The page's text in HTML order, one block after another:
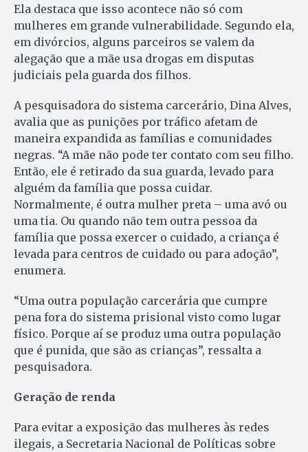
Ela destaca que isso acontece não só com
mulheres em grande vulnerabilidade. Segundo ela,
em divórcios, alguns parceiros se valem da
alegação que a mãe usa drogas em disputas
judiciais pela guarda dos filhos.
A pesquisadora do sistema carcerário, Dina Alves,
avalia que as punições por tráfico afetam de
maneira expandida as famílias e comunidades
negras. “A mãe não pode ter contato com seu filho.
Então, ele é retirado da sua guarda, levado para
alguém da família que possa cuidar.
Normalmente, é outra mulher preta – uma avó ou
uma tia. Ou quando não tem outra pessoa da
família que possa exercer o cuidado, a criança é
levada para centros de cuidado ou para adoção”,
enumera.
“Uma outra população carcerária que cumpre
pena fora do sistema prisional visto como lugar
físico. Porque aí se produz uma outra população
que é punida, que são as crianças”, ressalta a
pesquisadora.
Geração de renda
Para evitar a exposição das mulheres às redes
ilegais, a Secretaria Nacional de Políticas sobre